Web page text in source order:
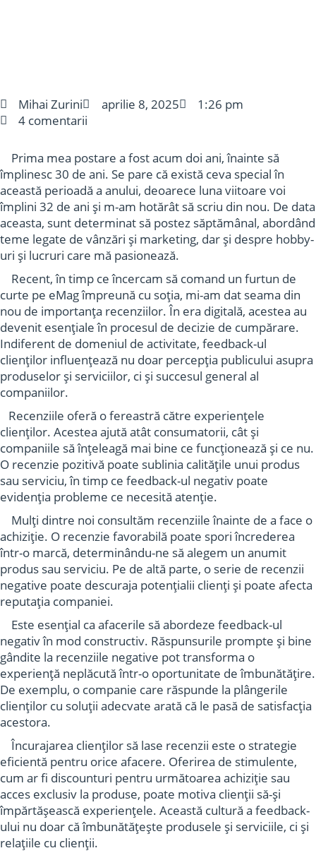
Mihai Zurini aprilie 8, 2025
1:26 pm
4 comentarii
Prima mea postare a fost acum doi ani, înainte să
împlinesc 30 de ani. Se pare că există ceva special în
această perioadă a anului, deoarece luna viitoare voi
împlini 32 de ani și m-am hotărât să scriu din nou. De data
aceasta, sunt determinat să postez săptămânal, abordând
teme legate de vânzări și marketing, dar și despre hobby-
uri și lucruri care mă pasionează.
Recent, în timp ce încercam să comand un furtun de
curte pe eMag împreună cu soția, mi-am dat seama din
nou de importanța recenziilor. În era digitală, acestea au
devenit esențiale în procesul de decizie de cumpărare.
Indiferent de domeniul de activitate, feedback-ul
clienților influențează nu doar percepția publicului asupra
produselor și serviciilor, ci și succesul general al
companiilor.
Recenziile oferă o fereastră către experiențele
clienților. Acestea ajută atât consumatorii, cât și
companiile să înțeleagă mai bine ce funcționează și ce nu.
O recenzie pozitivă poate sublinia calitățile unui produs
sau serviciu, în timp ce feedback-ul negativ poate
evidenția probleme ce necesită atenție.
Mulți dintre noi consultăm recenziile înainte de a face o
achiziție. O recenzie favorabilă poate spori încrederea
într-o marcă, determinându-ne să alegem un anumit
produs sau serviciu. Pe de altă parte, o serie de recenzii
negative poate descuraja potențialii clienți și poate afecta
reputația companiei.
Este esențial ca afacerile să abordeze feedback-ul
negativ în mod constructiv. Răspunsurile prompte și bine
gândite la recenziile negative pot transforma o
experiență neplăcută într-o oportunitate de îmbunătățire.
De exemplu, o companie care răspunde la plângerile
clienților cu soluții adecvate arată că le pasă de satisfacția
acestora.
Încurajarea clienților să lase recenzii este o strategie
eficientă pentru orice afacere. Oferirea de stimulente,
cum ar fi discounturi pentru următoarea achiziție sau
acces exclusiv la produse, poate motiva clienții să-și
împărtășească experiențele. Această cultură a feedback-
ului nu doar că îmbunătățește produsele și serviciile, ci și
relațiile cu clienții.